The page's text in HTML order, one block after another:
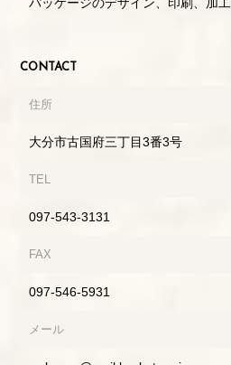
CONTACT
住所
大分市古国府三丁目3番3号
TEL
097-543-3131
FAX
097-546-5931
メール